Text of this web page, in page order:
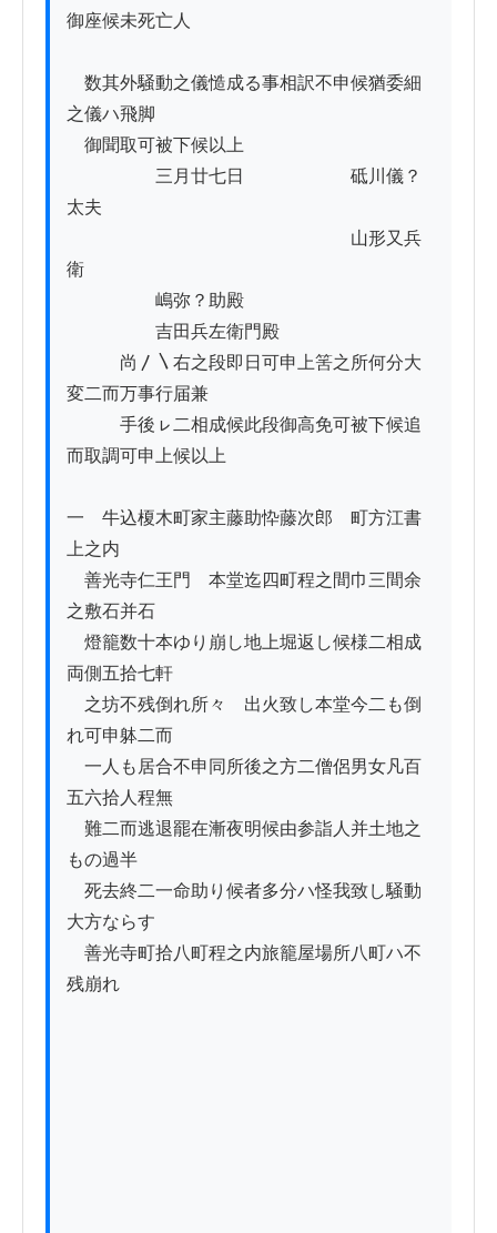
御座候未死亡人
数其外騒動之儀慥成る事相訳不申候猶委細
之儀ハ飛脚ゟ
御聞取可被下候以上
三月廿七日　　　　　　砥川儀？
太夫
山形又兵
衛
嶋弥？助殿
吉田兵左衛門殿
尚〳〵右之段即日可申上筈之所何分大
変二而万事行届兼
手後ㇾ二相成候此段御高免可被下候追
而取調可申上候以上
一　牛込榎木町家主藤助忰藤次郎ゟ町方江書
上之内
善光寺仁王門ゟ本堂迄四町程之間巾三間余
之敷石并石
燈籠数十本ゆり崩し地上堀返し候様二相成
両側五拾七軒
之坊不残倒れ所々ゟ出火致し本堂今二も倒
れ可申躰二而
一人も居合不申同所後之方二僧侶男女凡百
五六拾人程無
難二而逃退罷在漸夜明候由参詣人并土地之
もの過半
死去終二一命助り候者多分ハ怪我致し騒動
大方ならす
善光寺町拾八町程之内旅籠屋場所八町ハ不
残崩れ